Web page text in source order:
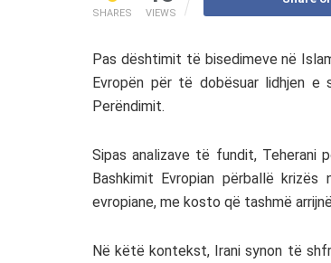
SHARES VIEWS
Pas dështimit të bisedimeve në
Evropën për të dobësuar lidhjen
Perëndimit.
Sipas analizave të fundit, Teherani
Bashkimit Evropian përballë
evropiane, me kosto që tashmë
Në këtë kontekst, Irani synon të